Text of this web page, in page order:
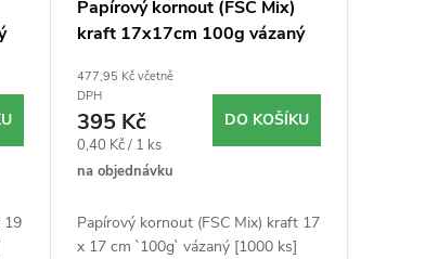
19
Papírový kornout (FSC Mix)
kraft 17x17cm 100g vázaný
477,95 Kč včetně
DPH
395 Kč
Měrná
cena:
0,40 Kč / 1 ks
na objednávku
DO KOŠÍKU
Papírový kornout (FSC Mix) kraft 17
x 17 cm `100g` vázaný [1000 ks]